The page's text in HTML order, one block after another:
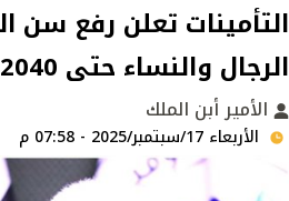
التأمينات تعلن رفع
الرجال والنساء حتى 2040
الأمير أبن الملك
الأربعاء 17/سبتمبر/2025 - 07:58 م